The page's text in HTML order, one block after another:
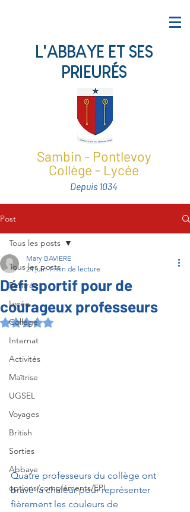
L'ABBAYE ET SES
PRIEURÉS
Sambin - Pontlevoy
Collège - Lycée
Depuis 1034
Post
Tous les posts
Rentrée
Lycée
Collège
Internat
Activités
Maîtrise
UGSEL
Voyages
British
Sorties
Abbaye
options/compléments/EPI
Tous les posts
Défi sportif pour de
courageux professeurs
Mary BAVIERE
24 juin 1 min de lecture
Noté NaN étoiles sur 5.
Quatre professeurs du collège ont
bravé la chaleur pour représenter
fièrement les couleurs de